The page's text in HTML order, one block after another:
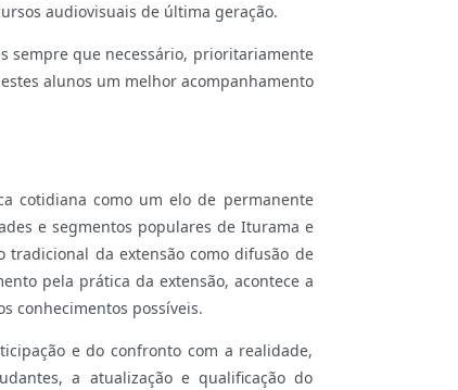
audiovisuais de última geração.
sempre que necessário, prioritariamente
alunos um melhor acompanhamento
cotidiana como um elo de permanente
e segmentos populares de Iturama e
tradicional da extensão como difusão de
pela prática da extensão, acontece a
conhecimentos possíveis.
e do confronto com a realidade,
a atualização e qualificação do